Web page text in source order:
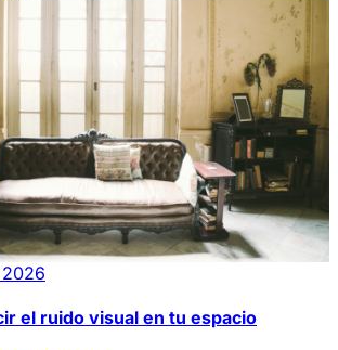
el ruido visual en tu espacio